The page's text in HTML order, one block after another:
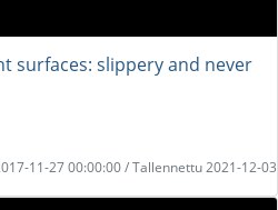
surfaces: slippery and never
11-27 00:00:00 / Tallennettu 2021-12-03